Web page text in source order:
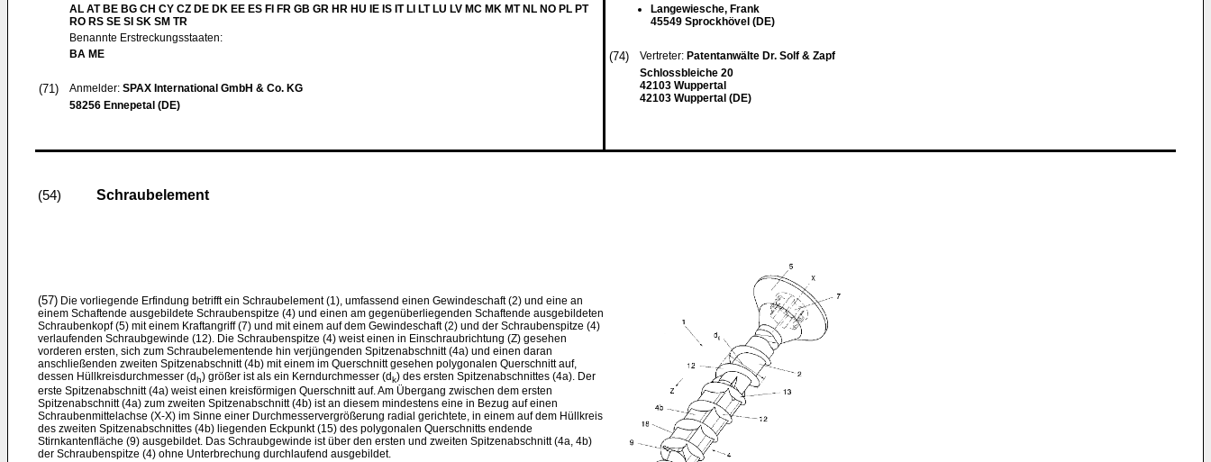
AL AT BE BG CH CY CZ DE DK EE ES FI FR GB GR HR HU IE IS IT LI LT LU LV MC MK MT NL NO PL PT
RO RS SE SI SK SM TR
Benannte Erstreckungsstaaten:
BA ME
(71) Anmelder: SPAX International GmbH & Co. KG
58256 Ennepetal (DE)
Langewiesche, Frank
45549 Sprockhövel (DE)
(74) Vertreter: Patentanwälte Dr. Solf & Zapf
Schlossbleiche 20
42103 Wuppertal
42103 Wuppertal (DE)
(54) Schraubelement
(57) Die vorliegende Erfindung betrifft ein Schraubelement (1), umfassend einen Gewindeschaft (2) und eine an
einem Schaftende ausgebildete Schraubenspitze (4) und einen am gegenüberliegenden Schaftende ausgebildeten
Schraubenkopf (5) mit einem Kraftangriff (7) und mit einem auf dem Gewindeschaft (2) und der Schraubenspitze (4)
verlaufenden Schraubgewinde (12). Die Schraubenspitze (4) weist einen in Einschraubrichtung (Z) gesehen
vorderen ersten, sich zum Schraubelementende hin verjüngenden Spitzenabschnitt (4a) und einen daran
anschließenden zweiten Spitzenabschnitt (4b) mit einem im Querschnitt gesehen polygonalen Querschnitt auf,
dessen Hüllkreisdurchmesser (d h) größer ist als ein Kerndurchmesser (d k) des ersten Spitzenabschnittes (4a). Der
erste Spitzenabschnitt (4a) weist einen kreisförmigen Querschnitt auf. Am Übergang zwischen dem ersten
Spitzenabschnitt (4a) zum zweiten Spitzenabschnitt (4b) ist an diesem mindestens eine in Bezug auf einen
Schraubenmittelachse (X-X) im Sinne einer Durchmesservergrößerung radial gerichtete, in einem auf dem Hüllkreis
des zweiten Spitzenabschnittes (4b) liegenden Eckpunkt (15) des polygonalen Querschnitts endende
Stirnkantenfläche (9) ausgebildet. Das Schraubgewinde ist über den ersten und zweiten Spitzenabschnitt (4a, 4b)
der Schraubenspitze (4) ohne Unterbrechung durchlaufend ausgebildet.